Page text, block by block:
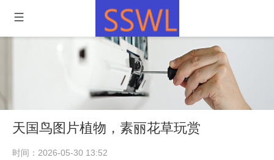
天国鸟图片植物，素丽花草玩赏
时间：2026-05-30 13:52